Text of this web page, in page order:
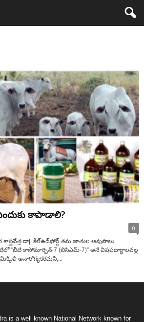
కాపాడాలి?
0
డా|| కీల్‌ఉడ్‌ఫోర్డ్‌ తమ జాతుల ఆవుపాలు
”బీటి కాసోమార్ఫిన్‌-7 (బిసిఎమ్‌-7)” అనే విషపదార్థాలవల్ల
అనారోగ్యకరమనీ,...
is a well known National Network known for